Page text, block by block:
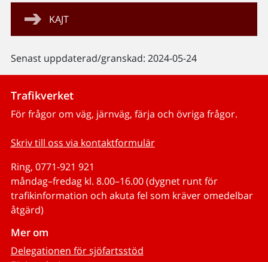
KAJT
Senast uppdaterad/granskad: 2024-05-24
Trafikverket
För frågor om väg, järnväg, färja och övriga frågor.
Skriv till oss via kontaktformulär
Ring, 0771-921 921
måndag–fredag kl. 8.00–16.00 (dygnet runt för
trafikinformation och akuta fel som kräver omedelbar
åtgärd)
Mer om
Delegationen för sjöfartsstöd